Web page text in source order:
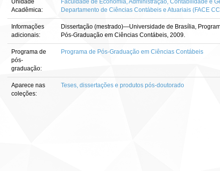
Unidade
Acadêmica:
Faculdade de Economia, Administração, Contabilidade e
Departamento de Ciências Contábeis e Atuariais (FACE
Informações
adicionais:
Dissertação (mestrado)—Universidade de Brasília,
Pós-Graduação em Ciências Contábeis, 2009.
Programa de
pós-
graduação:
Programa de Pós-Graduação em Ciências Contábeis
Aparece nas
coleções:
Teses, dissertações e produtos pós-doutorado